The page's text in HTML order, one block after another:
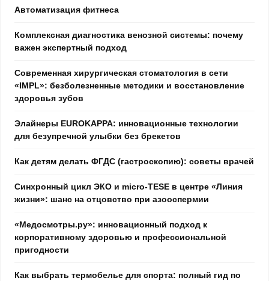
Автоматизация фитнеса
Комплексная диагностика венозной системы: почему
важен экспертный подход
Современная хирургическая стоматология в сети
«IMPL»: безболезненные методики и восстановление
здоровья зубов
Элайнеры EUROKAPPA: инновационные технологии
для безупречной улыбки без брекетов
Как детям делать ФГДС (гастроскопию): советы врачей
Синхронный цикл ЭКО и micro-TESE в центре «Линия
жизни»: шанс на отцовство при азооспермии
«Медосмотры.ру»: инновационный подход к
корпоративному здоровью и профессиональной
пригодности
Как выбрать термобелье для спорта: полный гид по